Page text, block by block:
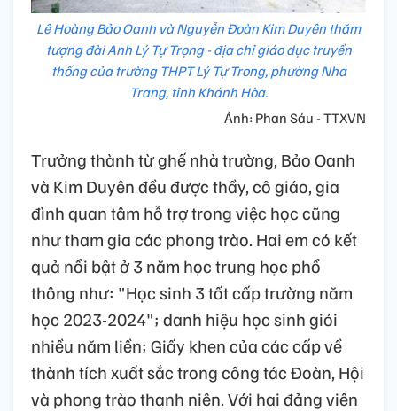
Lê Hoàng Bảo Oanh và Nguyễn Đoàn Kim Duyên thăm
tượng đài Anh Lý Tự Trọng - địa chỉ giáo dục truyền
thống của trường THPT Lý Tự Trong, phường Nha
Trang, tỉnh Khánh Hòa.
Ảnh: Phan Sáu - TTXVN
Trưởng thành từ ghế nhà trường, Bảo Oanh
và Kim Duyên đều được thầy, cô giáo, gia
đình quan tâm hỗ trợ trong việc học cũng
như tham gia các phong trào. Hai em có kết
quả nổi bật ở 3 năm học trung học phổ
thông như: "Học sinh 3 tốt cấp trường năm
học 2023-2024"; danh hiệu học sinh giỏi
nhiều năm liền; Giấy khen của các cấp về
thành tích xuất sắc trong công tác Đoàn, Hội
và phong trào thanh niên. Với hai đảng viên